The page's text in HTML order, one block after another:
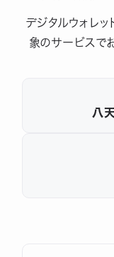
デジタルウォレッ
象のサービスで
八